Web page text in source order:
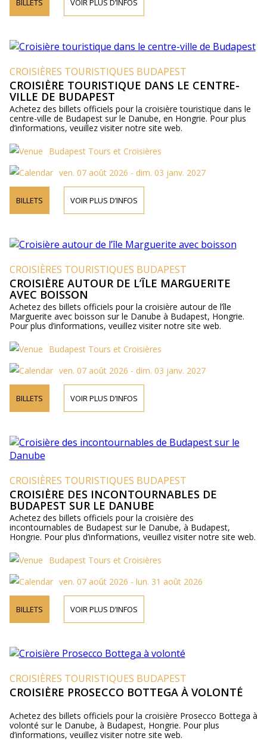
BILLETS VOIR PLUS D’INFOS
CROISIÈRES TOURISTIQUES BUDAPEST
CROISIÈRE TOURISTIQUE DANS LE CENTRE-
VILLE DE BUDAPEST
Achetez des billets officiels pour la croisière touristique dans le
centre-ville de Budapest sur le Danube, en Hongrie. Pour plus
d’informations, veuillez visiter notre site web.
Budapest Tours et Croisières
ven. 07 août 2026 - dim. 03 janv. 2027
BILLETS VOIR PLUS D’INFOS
CROISIÈRES TOURISTIQUES BUDAPEST
CROISIÈRE AUTOUR DE L’ÎLE MARGUERITE
AVEC BOISSON
Achetez des billets officiels pour la croisière autour de l’île
Marguerite avec boisson sur le Danube à Budapest, Hongrie.
Pour plus d’informations, veuillez visiter notre site web.
Budapest Tours et Croisières
ven. 07 août 2026 - dim. 03 janv. 2027
BILLETS VOIR PLUS D’INFOS
CROISIÈRES TOURISTIQUES BUDAPEST
CROISIÈRE DES INCONTOURNABLES DE
BUDAPEST SUR LE DANUBE
Achetez des billets officiels pour la croisière des
incontournables de Budapest sur le Danube, à Budapest,
Hongrie. Pour plus d’informations, veuillez visiter notre site web.
Budapest Tours et Croisières
ven. 07 août 2026 - lun. 31 août 2026
BILLETS VOIR PLUS D’INFOS
CROISIÈRES TOURISTIQUES BUDAPEST
CROISIÈRE PROSECCO BOTTEGA À VOLONTÉ
Achetez des billets officiels pour la croisière Prosecco Bottega à
volonté sur le Danube, à Budapest, Hongrie. Pour plus
d’informations, veuillez visiter notre site web.